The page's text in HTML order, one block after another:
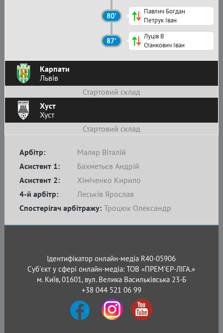
Карпати
Львів
Стартовий склад
80'
Павлич Богдан
Петрук Іван
87'
Луців В
Станкович Іван
Хуст
Хуст
Стартовий склад
Арбітр:
Маляр Віталій
Асистент 1:
Бахметьєв Андрій
Асистент 2:
Хіміченко Кирило
4-й арбітр:
Леськів Ярослав
Спостерігач арбітражу: Троцюк Олександр
Ідентифікатор онлайн-медіа R40-05906
Суб'єкт у сфері онлайн-медіа: ТОВ «ПРЕМ’ЄР-ЛІГА.»
м. Київ, 01601, вул. Велика Васильківська 23-Б
+38 044 521 06 99